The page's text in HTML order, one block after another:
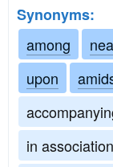
Synonyms:
among
upon
in association